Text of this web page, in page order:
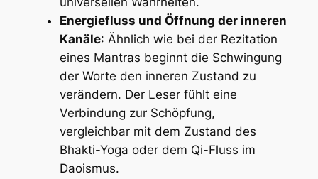
Energiefluss und Öffnung der inneren
Kanäle: Ähnlich wie bei der Rezitation
eines Mantras beginnt die Schwingung
der Worte den inneren Zustand zu
verändern. Der Leser fühlt eine
Verbindung zur Schöpfung,
vergleichbar mit dem Zustand des
Bhakti-Yoga oder dem Qi-Fluss im
Daoismus.